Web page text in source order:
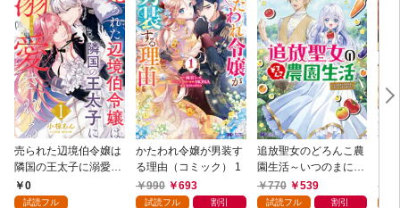
売られた辺境伯令嬢は
隣国の王太子に溺愛さ
れる 1
0
試読フル
かたわれ令嬢が男装す
る理由（コミック） 1
990
693
試読フル 割引
追放聖女のどろんこ農
園生活～いつのまにか
隣国を救ってしまいま
した～（コミック） 1
770 539
試読フル 割引